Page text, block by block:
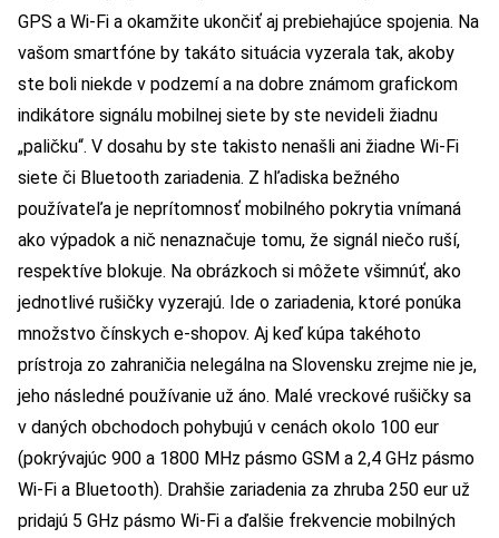
GPS a Wi-Fi a okamžite ukončiť aj prebiehajúce spojenia. Na
vašom smartfóne by takáto situácia vyzerala tak, akoby
ste boli niekde v podzemí a na dobre známom grafickom
indikátore signálu mobilnej siete by ste nevideli žiadnu
„paličku“. V dosahu by ste takisto nenašli ani žiadne Wi-Fi
siete či Bluetooth zariadenia. Z hľadiska bežného
používateľa je neprítomnosť mobilného pokrytia vnímaná
ako výpadok a nič nenaznačuje tomu, že signál niečo ruší,
respektíve blokuje. Na obrázkoch si môžete všimnúť, ako
jednotlivé rušičky vyzerajú. Ide o zariadenia, ktoré ponúka
množstvo čínskych e-shopov. Aj keď kúpa takéhoto
prístroja zo zahraničia nelegálna na Slovensku zrejme nie je,
jeho následné používanie už áno. Malé vreckové rušičky sa
v daných obchodoch pohybujú v cenách okolo 100 eur
(pokrývajúc 900 a 1800 MHz pásmo GSM a 2,4 GHz pásmo
Wi-Fi a Bluetooth). Drahšie zariadenia za zhruba 250 eur už
pridajú 5 GHz pásmo Wi-Fi a ďalšie frekvencie mobilných